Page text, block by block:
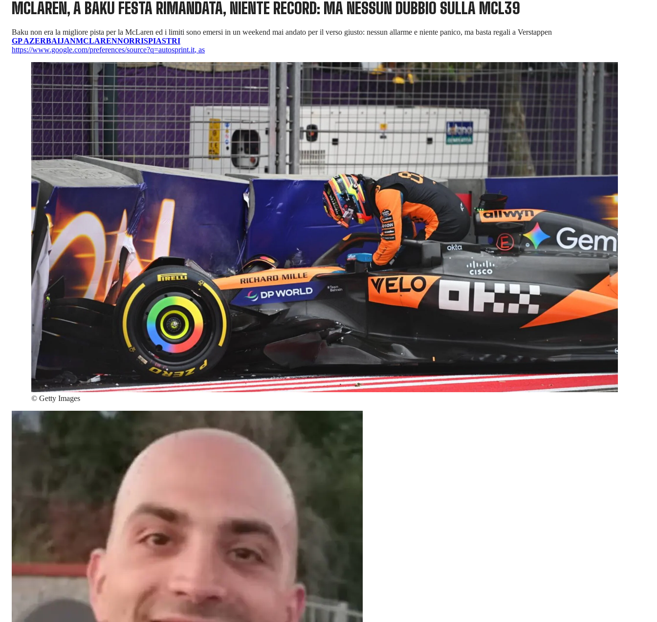
MCLAREN, A BAKU FESTA RIMANDATA, NIENTE RECORD: MA NESSUN DUBBIO SULLA MCL39
Baku non era la migliore pista per la McLaren ed i limiti sono emersi in un weekend mai andato per il verso giusto: nessun allarme e niente panico, ma basta regali a Verstappen
GP AZERBAIJANMCLARENNORRISPIASTRI
https://www.google.com/preferences/source?q=autosprint.it, as
© Getty Images